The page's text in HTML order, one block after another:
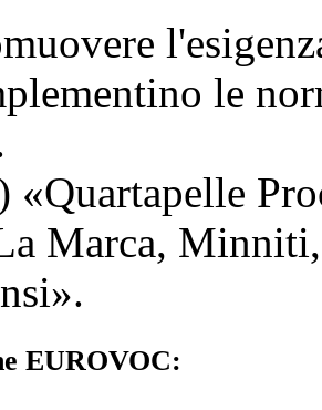
le
«Quartapelle
Marca, Minniti
».
EUROVOC: